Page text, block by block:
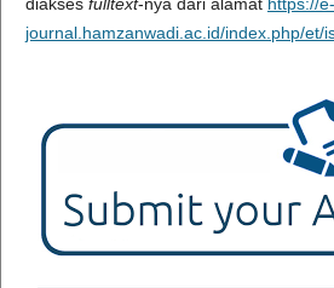
journal.hamzanwadi.ac.id/index.php/et/